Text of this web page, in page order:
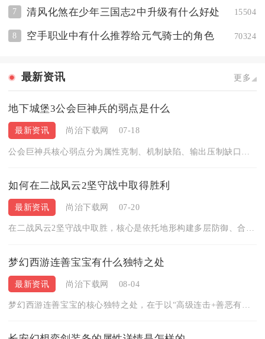
7 清风化煞在少年三国志2中升级有什么好处 15504
8 空手职业中有什么推荐给元气骑士的角色 70324
最新资讯 更多
地下城堡3公会巨神兵的弱点是什么
最新资讯 尚治下载网 07-18
如何在二战风云2坚守战中取得胜利
最新资讯 尚治下载网 07-20
在二战风云2坚守战中取胜，核心是依托地形构建多层防御、合理搭...
梦幻西游连善宝宝有什么独特之处
最新资讯 尚治下载网 08-04
梦幻西游连善宝宝的核心独特之处，在于以“高级连击+善恶有报套...